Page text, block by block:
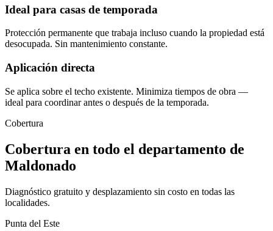
Ideal para casas de temporada
Protección permanente que trabaja incluso cuando la propiedad está
desocupada. Sin mantenimiento constante.
Aplicación directa
Se aplica sobre el techo existente. Minimiza tiempos de obra —
ideal para coordinar antes o después de la temporada.
Cobertura
Cobertura en todo el departamento de
Maldonado
Diagnóstico gratuito y desplazamiento sin costo en todas las
localidades.
Punta del Este